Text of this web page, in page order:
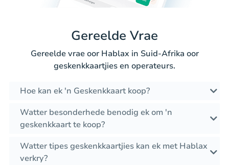
Gereelde Vrae
Gereelde vrae oor Hablax in Suid-Afrika oor
geskenkkaartjies en operateurs.
Hoe kan ek 'n Geskenkkaart koop?
Watter besonderhede benodig ek om 'n
geskenkkaart te koop?
Watter tipes geskenkkaartjies kan ek met Hablax
verkry?